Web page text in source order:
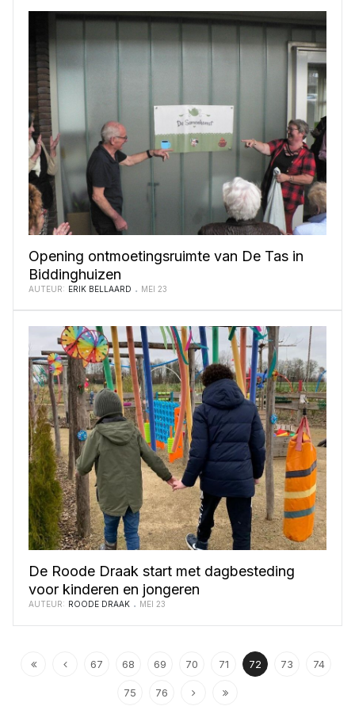
Opening ontmoetingsruimte van De Tas in
Biddinghuizen
AUTEUR: ERIK BELLAARD MEI 23
De Roode Draak start met dagbesteding
voor kinderen en jongeren
AUTEUR: ROODE DRAAK MEI 23
67 68 69 70 71 72 73 74
75 76